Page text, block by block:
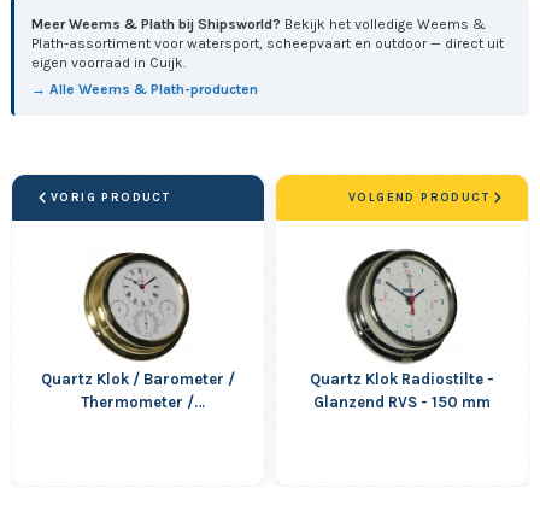
Meer Weems & Plath bij Shipsworld? Bekijk het volledige Weems &
Plath-assortiment voor watersport, scheepvaart en outdoor — direct uit
eigen voorraad in Cuijk.
→ Alle Weems & Plath-producten
VORIG PRODUCT
Quartz Klok / Barometer /
Thermometer /
Quartz Klok Radiostilte -
Glanzend RVS - 150 mm
VOLGEND PRODUCT